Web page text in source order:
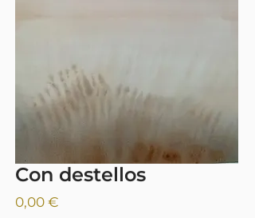
Con destellos
0,00 €